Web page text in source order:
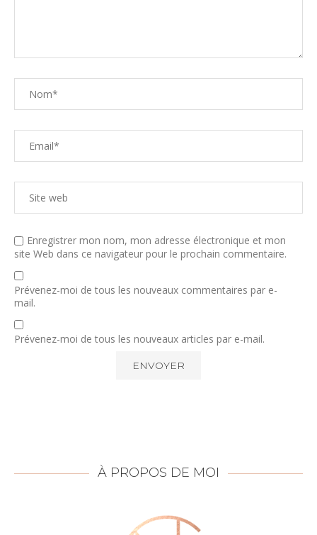
Enregistrer mon nom, mon adresse électronique et mon
site Web dans ce navigateur pour le prochain commentaire.
Prévenez-moi de tous les nouveaux commentaires par e-
mail.
Prévenez-moi de tous les nouveaux articles par e-mail.
À PROPOS DE MOI